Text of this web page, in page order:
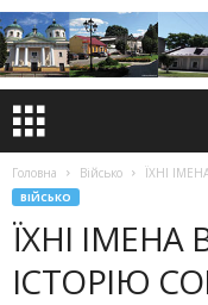
Головна Військо ЇХНІ
ВІЙСЬКО
ЇХНІ
ІСТОРІЮ